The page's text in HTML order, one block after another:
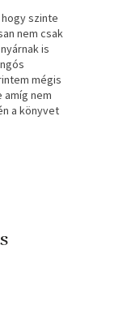
szinte
nem csak
is
mégis
amíg nem
a könyvet